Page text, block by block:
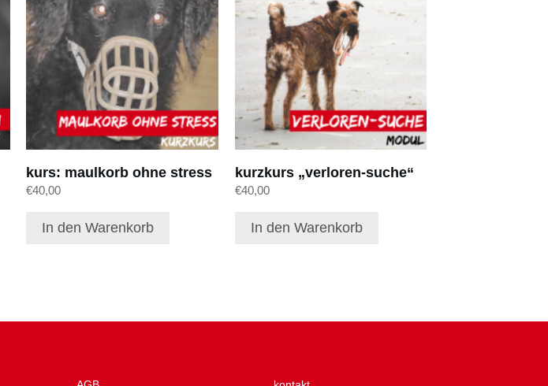
kurs: maulkorb ohne stress
€40,00
In den Warenkorb
kurzkurs „verloren-suche“
€40,00
In den Warenkorb